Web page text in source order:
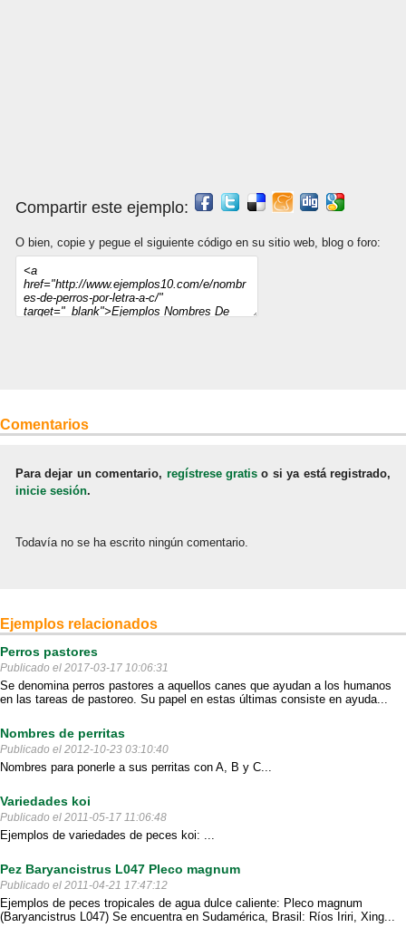
Compartir este ejemplo:
O bien, copie y pegue el siguiente código en su sitio web, blog o foro:
Comentarios
Para dejar un comentario, regístrese gratis o si ya está registrado,
inicie sesión.
Todavía no se ha escrito ningún comentario.
Ejemplos relacionados
Perros pastores
Publicado el 2017-03-17 10:06:31
Se denomina perros pastores a aquellos canes que ayudan a los humanos
en las tareas de pastoreo. Su papel en estas últimas consiste en ayuda...
Nombres de perritas
Publicado el 2012-10-23 03:10:40
Nombres para ponerle a sus perritas con A, B y C...
Variedades koi
Publicado el 2011-05-17 11:06:48
Ejemplos de variedades de peces koi: ...
Pez Baryancistrus L047 Pleco magnum
Publicado el 2011-04-21 17:47:12
Ejemplos de peces tropicales de agua dulce caliente: Pleco magnum
(Baryancistrus L047) Se encuentra en Sudamérica, Brasil: Ríos Iriri, Xing...